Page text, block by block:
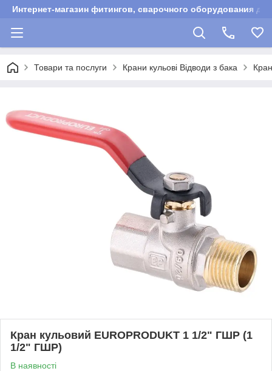
Интернет-магазин фитингов, сварочного оборудования
Товари та послуги Крани кульові Відводи з бака
Кран кульовий EUROPRODUKT 1 1/2" ГШР (1
1/2" ГШР)
В наявності